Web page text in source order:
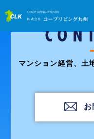
マンション経営、土
お